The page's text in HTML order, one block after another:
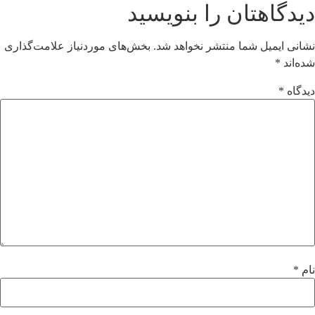
دیدگاهتان را بنویسید
نشانی ایمیل شما منتشر نخواهد شد. بخش‌های موردنیاز علامت‌گذاری
شده‌اند *
دیدگاه *
نام *